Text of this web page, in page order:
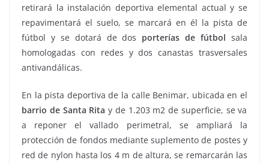
retirará la instalación deportiva elemental actual y se
repavimentará el suelo, se marcará en él la pista de
fútbol y se dotará de dos porterías de fútbol sala
homologadas con redes y dos canastas trasversales
antivandálicas.
En la pista deportiva de la calle Benimar, ubicada en el
barrio de Santa Rita y de 1.203 m2 de superficie, se va
a reponer el vallado perimetral, se ampliará la
protección de fondos mediante suplemento de postes y
red de nylon hasta los 4 m de altura, se remarcarán las